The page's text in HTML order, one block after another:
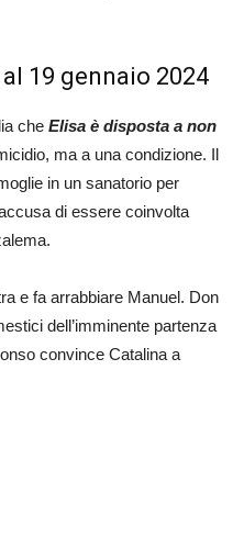
19 gennaio 2024
che Elisa è disposta a non
ma a una condizione. Il
in un sanatorio per
di essere coinvolta
e fa arrabbiare Manuel. Don
dell’imminente partenza
convince Catalina a